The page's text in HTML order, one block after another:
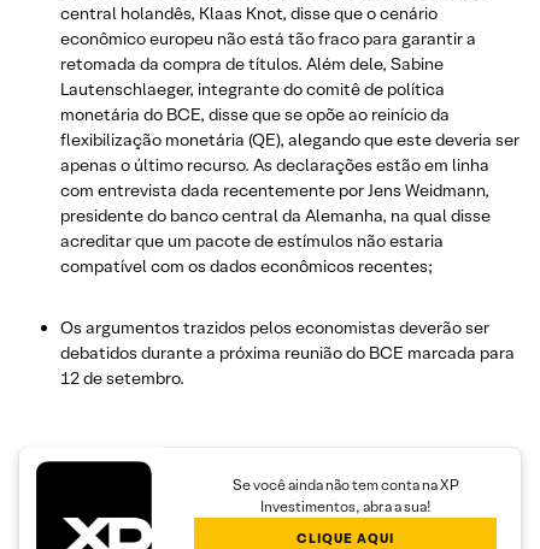
central holandês, Klaas Knot, disse que o cenário
econômico europeu não está tão fraco para garantir a
retomada da compra de títulos. Além dele, Sabine
Lautenschlaeger, integrante do comitê de política
monetária do BCE, disse que se opõe ao reinício da
flexibilização monetária (QE), alegando que este deveria ser
apenas o último recurso. As declarações estão em linha
com entrevista dada recentemente por Jens Weidmann,
presidente do banco central da Alemanha, na qual disse
acreditar que um pacote de estímulos não estaria
compatível com os dados econômicos recentes;
Os argumentos trazidos pelos economistas deverão ser
debatidos durante a próxima reunião do BCE marcada para
12 de setembro.
Se você ainda não tem conta na XP
Investimentos, abra a sua!
CLIQUE AQUI